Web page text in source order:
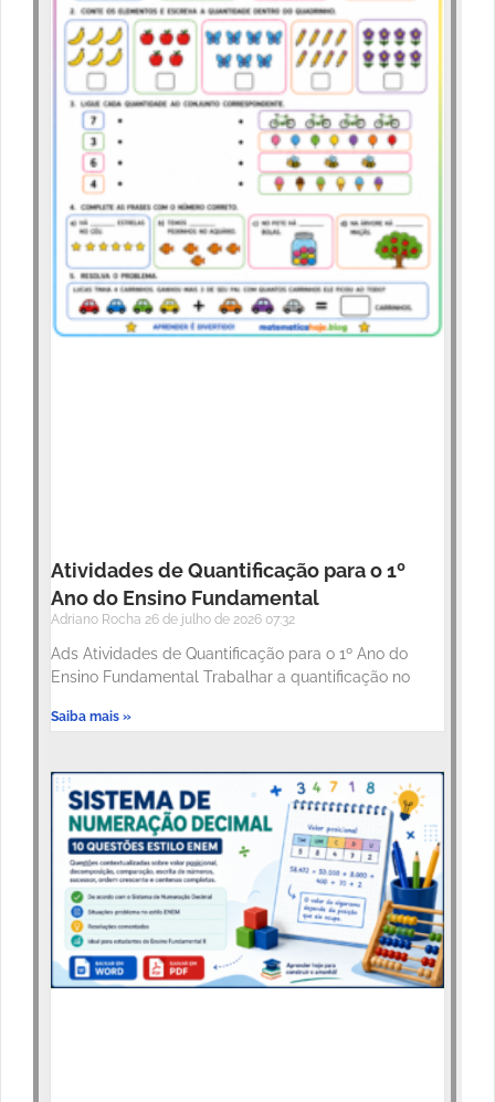
Atividades de Quantificação para o 1º
Ano do Ensino Fundamental
Adriano Rocha 26 de julho de 2026 07:32
Ads Atividades de Quantificação para o 1º Ano do
Ensino Fundamental Trabalhar a quantificação no
Saiba mais »